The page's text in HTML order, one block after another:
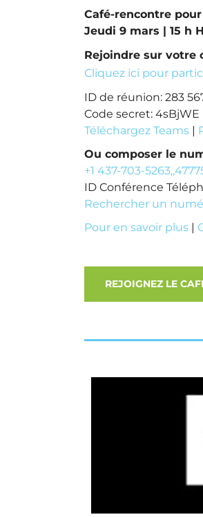
Café-rencontre
Jeudi 9 mars | 15 h
Rejoindre sur votre
Cliquez ici pour
ID de réunion: 283
Code secret: 4sBjWE
Téléchargez Teams |
Ou composer le
+1 437-703-
ID Conférence
Rechercher un
Pour en savoir plus |
REJOIGNEZ LE